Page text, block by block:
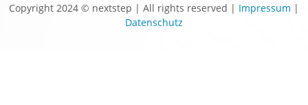
Copyright 2024 © nextstep | All rights reserved | Impressum |
Datenschutz